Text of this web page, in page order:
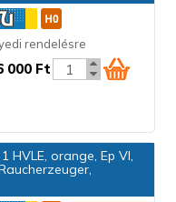
rendelésre
000 Ft
HVLE, orange, Ep VI,